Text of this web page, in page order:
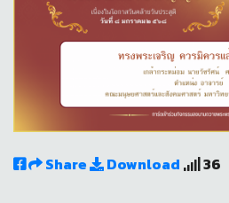
Share Download 36